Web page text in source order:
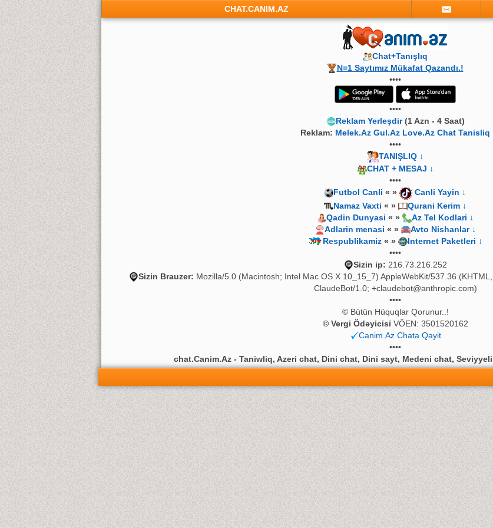
CHAT.CANIM.AZ
Chat+Tanışlıq
N=1 Saytımız Mükafat Qazandı.!
••••
••••
Reklam Yerleşdir(1 Azn - 4 Saat)
Reklam: Melek.Az Gul.Az Love.Az Chat Tanisliq
••••
TANIŞLIQ ↓
CHAT + MESAJ ↓
••••
Futbol Canli « »
Canli Yayin ↓
Namaz Vaxti « »
Qurani Kerim ↓
Qadin Dunyasi « »
Az Tel Kodlari ↓
Adlarin menasi « »
Avto Nishanlar ↓
Respublikamiz« »
Internet Paketleri ↓
••••
Sizin ip: 216.73.216.252
Sizin Brauzer: Mozilla/5.0 (Macintosh; Intel Mac OS X 10_15_7) AppleWebKit/537.36
ClaudeBot/1.0; +claudebot@anthropic.com)
••••
© Bütün Hüquqlar Qorunur..!
© Vergi Ödəyicisi VÖEN: 3501520162
Canim.Az Chata Qayit
••••
chat.Canim.Az - Taniwliq, Azeri chat, Dini chat, Dini sayt, Medeni chat,